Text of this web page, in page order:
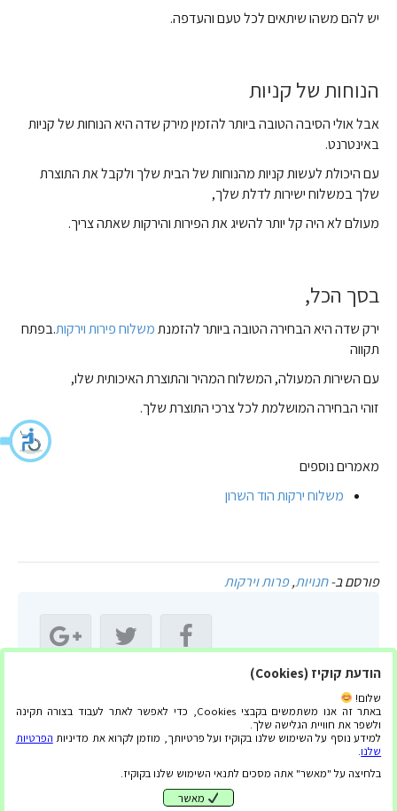
יש להם משהו שיתאים לכל טעם והעדפה.
הנוחות של קניות
אבל אולי הסיבה הטובה ביותר להזמין מירק שדה היא הנוחות של קניות
באינטרנט.
עם היכולת לעשות קניות מהנוחות של הבית שלך ולקבל את התוצרת
שלך במשלוח ישירות לדלת שלך,
מעולם לא היה קל יותר להשיג את הפירות והירקות שאתה צריך.
בסך הכל,
ירק שדה היא הבחירה הטובה ביותר להזמנתמשלוח פירות וירקות.בפתח
תקווה
עם השירות המעולה, המשלוח המהיר והתוצרת האיכותית שלו,
זוהי הבחירה המושלמת לכל צרכי התוצרת שלך.
מאמרים נוספים
משלוח ירקות הוד השרון
פורסם ב-חנויות,פרות וירקות
שתף מאמר זה:
הודעת קוקיז (Cookies)
שלום!
באתר זה אנו משתמשים בקבצי Cookies, כדי לאפשר לאתר לעבוד בצורה תקינה
ולשפר את חוויית הגלישה שלך.
למידע נוסף על השימוש שלנו בקוקיז ועל פרטיותך, מוזמן לקרוא את מדיניות הפרטיות
שלנו.
בלחיצה על "מאשר" אתה מסכים לתנאי השימוש שלנו בקוקיז.
מאשר